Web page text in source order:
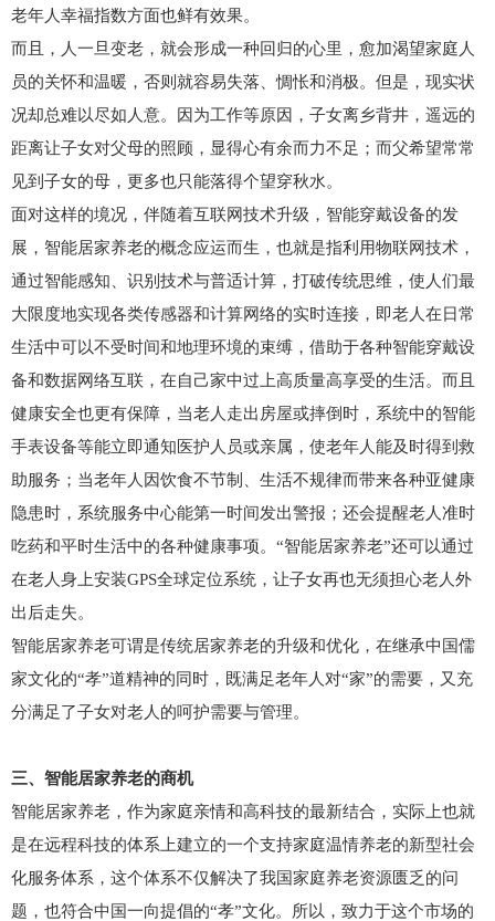
老年人幸福指数方面也鲜有效果。
而且，人一旦变老，就会形成一种回归的心里，愈加渴望家庭人
员的关怀和温暖，否则就容易失落、惆怅和消极。但是，现实状
况却总难以尽如人意。因为工作等原因，子女离乡背井，遥远的
距离让子女对父母的照顾，显得心有余而力不足；而父希望常常
见到子女的母，更多也只能落得个望穿秋水。
面对这样的境况，伴随着互联网技术升级，智能穿戴设备的发
展，智能居家养老的概念应运而生，也就是指利用物联网技术，
通过智能感知、识别技术与普适计算，打破传统思维，使人们最
大限度地实现各类传感器和计算网络的实时连接，即老人在日常
生活中可以不受时间和地理环境的束缚，借助于各种智能穿戴设
备和数据网络互联，在自己家中过上高质量高享受的生活。而且
健康安全也更有保障，当老人走出房屋或摔倒时，系统中的智能
手表设备等能立即通知医护人员或亲属，使老年人能及时得到救
助服务；当老年人因饮食不节制、生活不规律而带来各种亚健康
隐患时，系统服务中心能第一时间发出警报；还会提醒老人准时
吃药和平时生活中的各种健康事项。“智能居家养老”还可以通过
在老人身上安装GPS全球定位系统，让子女再也无须担心老人外
出后走失。
智能居家养老可谓是传统居家养老的升级和优化，在继承中国儒
家文化的“孝”道精神的同时，既满足老年人对“家”的需要，又充
分满足了子女对老人的呵护需要与管理。
三、智能居家养老的商机
智能居家养老，作为家庭亲情和高科技的最新结合，实际上也就
是在远程科技的体系上建立的一个支持家庭温情养老的新型社会
化服务体系，这个体系不仅解决了我国家庭养老资源匮乏的问
题，也符合中国一向提倡的“孝”文化。所以，致力于这个市场的